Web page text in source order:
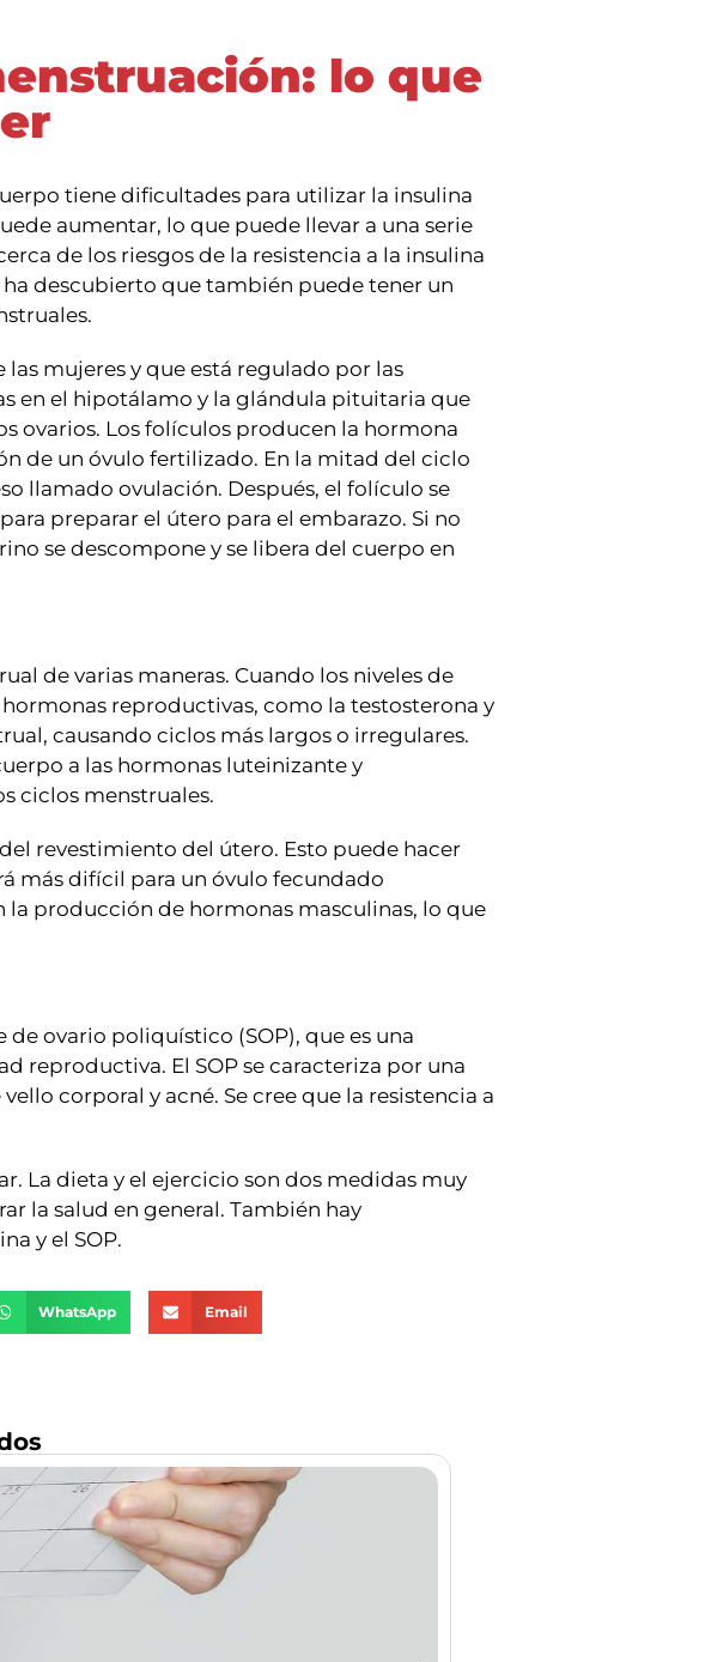
lo que
tiene dificultades para utilizar la insulina
aumentar, lo que puede llevar a una serie
de los riesgos de la resistencia a la insulina
descubierto que también puede tener un
mujeres y que está regulado por las
en el hipotálamo y la glándula pituitaria que
ovarios. Los folículos producen la hormona
de un óvulo fertilizado. En la mitad del ciclo
llamado ovulación. Después, el folículo se
preparar el útero para el embarazo. Si no
se descompone y se libera del cuerpo en
de varias maneras. Cuando los niveles de
reproductivas, como la testosterona y
causando ciclos más largos o irregulares.
a las hormonas luteinizante y
ciclos menstruales.
revestimiento del útero. Esto puede hacer
más difícil para un óvulo fecundado
producción de hormonas masculinas, lo que
ovario poliquístico (SOP), que es una
reproductiva. El SOP se caracteriza por una
corporal y acné. Se cree que la resistencia a
La dieta y el ejercicio son dos medidas muy
la salud en general. También hay
y el SOP.
WhatsApp Email